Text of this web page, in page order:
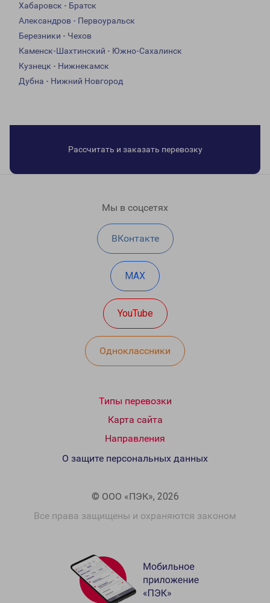
Хабаровск - Братск
Александров - Первоуральск
Березники - Чехов
Каменск-Шахтинский - Южно-Сахалинск
Кузнецк - Нижнекамск
Дубна - Нижний Новгород
Рассчитать и заказать перевозку
Мы в соцсетях
ВКонтакте
MAX
YouTube
Одноклассники
Типы перевозки
Карта сайта
Направления
© ООО «ПЭК», 2026
Все права защищены и охраняются законом
О защите персональных данных